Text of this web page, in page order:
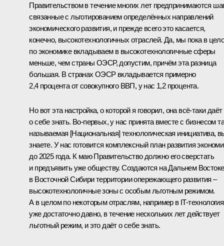
Правительством в течение многих лет предпринимаются
связанные с льготированием определённых направлений
экономического развития, и прежде всего это касается,
конечно, высокотехнологичных отраслей. Да, мы пока в
по экономике вкладываем в высокотехнологичные сферы
меньше, чем страны ОЭСР, допустим, причём эта разница
большая. В странах ОЭСР вкладывается примерно
2,4 процента от совокупного ВВП, у нас 1,2 процента.
Но вот эта настройка, о которой я говорил, она всё-таки даёт
о себе знать. Во-первых, у нас принята вместе с бизнесом
называемая [Национальная] технологическая инициатива,
знаете. У нас готовится комплексный план развития
до 2025 года. К маю Правительство должно его сверстать
и предъявить уже обществу. Создаются на Дальнем
в Восточной Сибири территории опережающего развития –
высокотехнологичные зоны с особым льготным режимом.
А в целом по некоторым отраслям, например в IT-
уже достаточно давно, в течение нескольких лет действует
льготный режим, и это даёт о себе знать.